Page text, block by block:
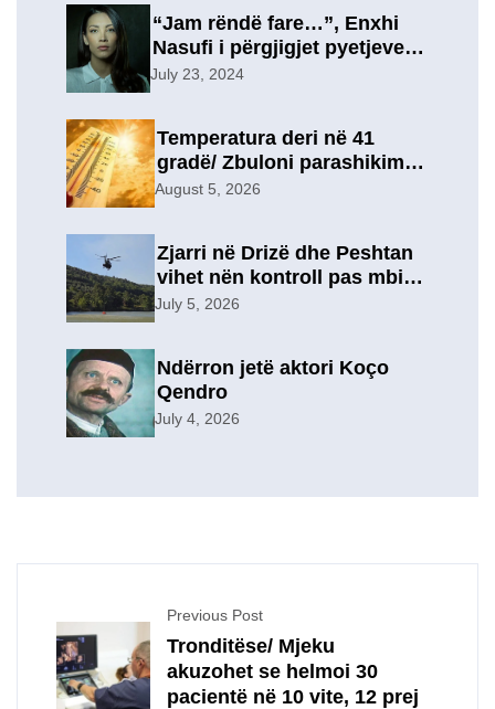
“Jam rëndë fare…”, Enxhi
Nasufi i përgjigjet pyetjeve
për ish-in, pas përfundimit të
një lidhje të re?
July 23, 2024
Temperatura deri në 41
gradë/ Zbuloni parashikimin
e motit, për sot
August 5, 2026
Zjarri në Drizë dhe Peshtan
vihet nën kontroll pas mbi 9
orësh operacion, u
July 5, 2026
Ndërron jetë aktori Koço
Qendro
July 4, 2026
Previous Post
Tronditëse/ Mjeku
akuzohet se helmoi 30
pacientë në 10 vite, 12 prej